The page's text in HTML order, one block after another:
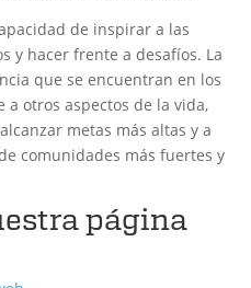
de inspirar a las
y hacer frente a desafíos. La
que se encuentran en los
otros aspectos de la vida,
metas más altas y a
comunidades más fuertes y
página